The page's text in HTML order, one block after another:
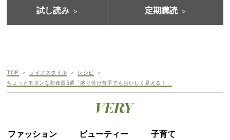
試し読み 定期購読
TOP ライフスタイル
レシピ
ちょっとモダンな和食器5選「盛り付け苦手でもおいしく見える！」
ファッション ビューティー 子育て